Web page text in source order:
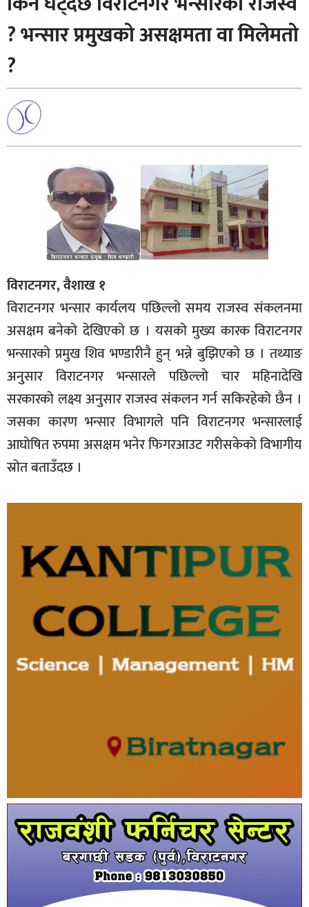
? भन्सार प्रमुखको असक्षमता वा मिलेमतो
?
विराटनगर, वैशाख १
विराटनगर भन्सार कार्यलय पछिल्लो समय राजस्व संकलनमा
असक्षम बनेको देखिएको छ । यसको मुख्य कारक विराटनगर
भन्सारको प्रमुख शिव भण्डारीनै हुन् भन्ने बुझिएको छ । तथ्याङ
अनुसार विराटनगर भन्सारले पछिल्लो चार महिनादेखि
सरकारको लक्ष्य अनुसार राजस्व संकलन गर्न सकिरहेको छैन ।
जसका कारण भन्सार विभागले पनि विराटनगर भन्सारलाई
आघोषित रुपमा असक्षम भनेर फिगरआउट गरीसकेको विभागीय
स्रोत बताउँदछ ।